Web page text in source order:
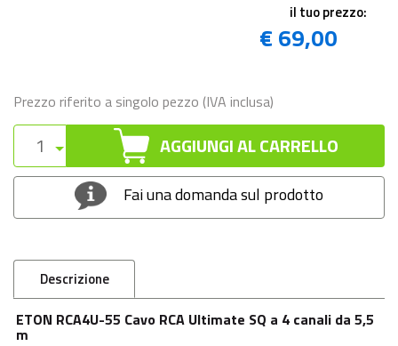
il tuo prezzo:
€ 69,00
Prezzo riferito a singolo pezzo (IVA inclusa)
AGGIUNGI AL CARRELLO
Fai una domanda sul prodotto
Descrizione
ETON RCA4U-55 Cavo RCA Ultimate SQ a 4 canali da 5,5
m